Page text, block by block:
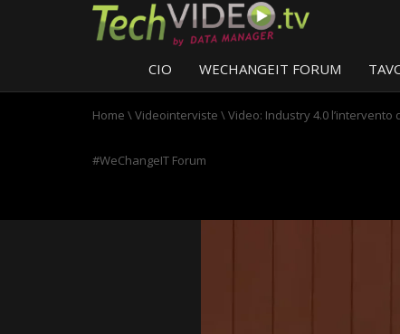
CIO WECHANGEIT FORUM
Home \Videointerviste \Video: Industry 4.0 l’intervento
#WeChangeIT Forum